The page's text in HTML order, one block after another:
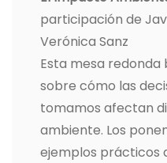
participación de
Verónica Sanz
Esta mesa
sobre cómo las
tomamos afectan
ambiente. Los
ejemplos prácticos